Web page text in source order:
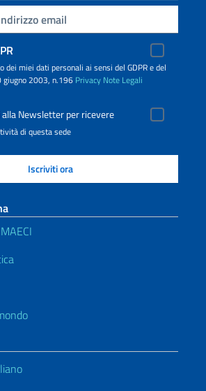
dei miei dati personali ai sensi del GDPR e del
giugno 2003, n.196 Privacy Note Legali
Newsletter per ricevere
di questa sede